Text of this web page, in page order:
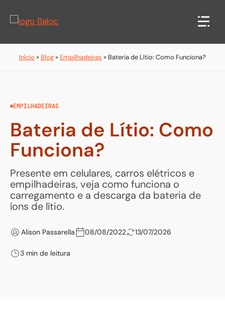
para
conteúdo
Início » Blog » Empilhadeiras » Bateria de Lítio: Como Funciona?
EMPILHADEIRAS
Bateria de Lítio: Como
Funciona?
Presente em celulares, carros elétricos e
empilhadeiras, veja como funciona o
carregamento e a descarga da bateria de
íons de lítio.
Alison Passarella 08/08/2022 13/07/2026
3 min de leitura